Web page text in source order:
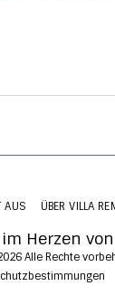
Herzen
Alle Rechte
AUS ÜBER VILLA